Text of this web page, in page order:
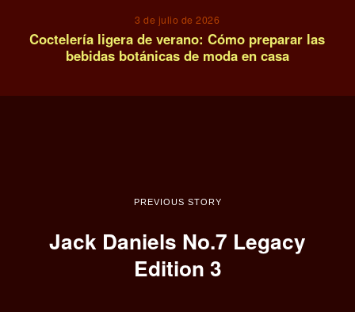
3 de julio de 2026
Coctelería ligera de verano: Cómo preparar las
bebidas botánicas de moda en casa
PREVIOUS STORY
Jack Daniels No.7 Legacy
Edition 3